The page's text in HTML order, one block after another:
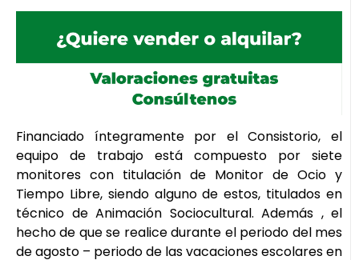
Financiado íntegramente por el Consistorio, el
equipo de trabajo está compuesto por siete
monitores con titulación de Monitor de Ocio y
Tiempo Libre, siendo alguno de estos, titulados en
técnico de Animación Sociocultural. Además , el
hecho de que se realice durante el periodo del mes
de agosto – periodo de las vacaciones escolares en